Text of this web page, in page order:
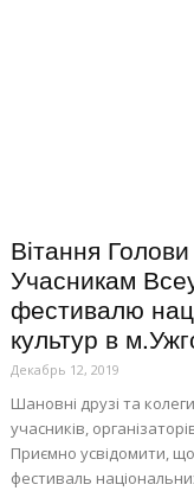
Вітання
Учасникам
фестивалю
культур в
Декабрь 12, 2019
Шановні друзі та
учасників,
Приємно усвідомити,
фестиваль